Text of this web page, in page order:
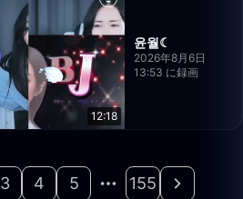
12:18
윤월☾
2026年8月6日
13:53 に録画
3 4 5 155